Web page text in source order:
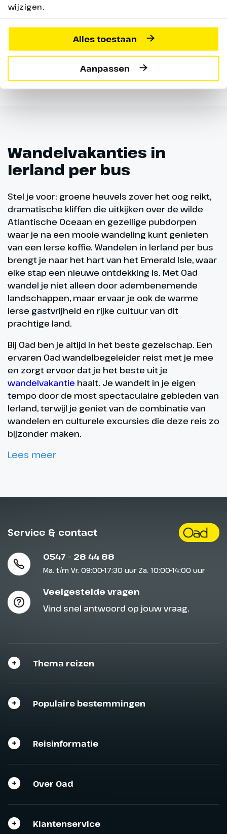
wijzigen.
Alles toestaan
Aanpassen
Prijs p.p. incl. alle bijkomende boekingskosten per boeking o.b.v.
1 - 1 van de 1 resultaten
Wandelvakanties in
Ierland per bus
Stel je voor: groene heuvels zover het oog reikt,
dramatische kliffen die uitkijken over de wilde
Atlantische Oceaan en gezellige pubdorpen
waar je na een mooie wandeling kunt genieten
van een Ierse koffie. Wandelen in Ierland per bus
brengt je naar het hart van het Emerald Isle, waar
elke stap een nieuwe ontdekking is. Met Oad
wandel je niet alleen door adembenemende
landschappen, maar ervaar je ook de warme
Ierse gastvrijheid en rijke cultuur van dit
prachtige land.
Bij Oad ben je altijd in het beste gezelschap. Een
ervaren Oad wandelbegeleider reist met je mee
en zorgt ervoor dat je het beste uit je
wandelvakantie haalt. Je wandelt in je eigen
tempo door de most spectaculaire gebieden van
Ierland, terwijl je geniet van de combinatie van
wandelen en culturele excursies die deze reis zo
bijzonder maken.
Lees meer
Service & contact
0547 - 28 44 88
Ma. t/m Vr. 09:00-17:30 uur Za. 10:00-14:00 uur
Veelgestelde vragen
Vind snel antwoord op jouw vraag.
Thema reizen
Populaire bestemmingen
Reisinformatie
Over Oad
Klantenservice